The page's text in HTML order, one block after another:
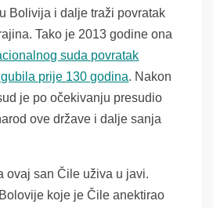
Bolivija i dalje traži povratak
Tako je 2013 godine ona
suda povratak
prije 130 godina. Nakon
je po očekivanju presudio
ove države i dalje sanja
ovaj san Čile uživa u javi.
koje je Čile anektirao